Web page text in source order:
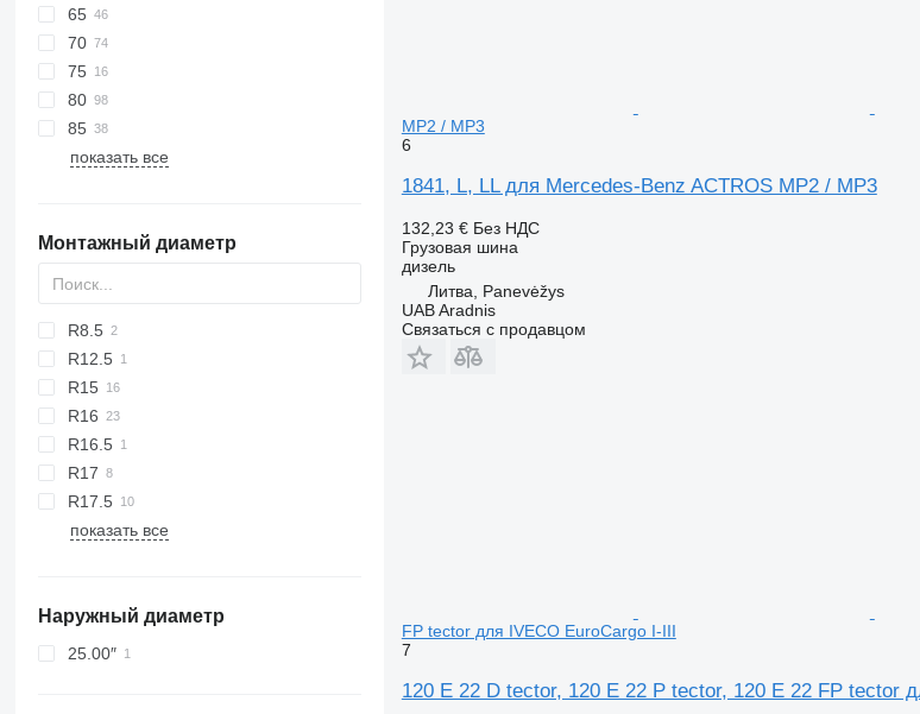
65
70
75
80
85
показать все
Монтажный диаметр
R8.5
R12.5
R15
R16
R16.5
R17
R17.5
показать все
Наружный диаметр
25.00″
MP2 / MP3
6
1841, L, LL для Mercedes-Benz ACTROS MP2 / MP3
132,23 € Без НДС
Грузовая шина
дизель
Литва, Panevėžys
UAB Aradnis
Связаться с продавцом
FP tector для IVECO EuroCargo I-III
7
120 E 22 D tector, 120 E 22 P tector, 120 E 22 FP tector